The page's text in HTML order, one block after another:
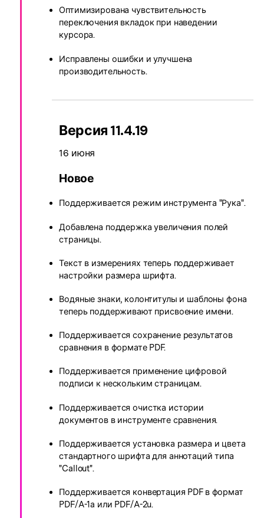
Оптимизирована чувствительность
переключения вкладок при наведении
курсора.
Исправлены ошибки и улучшена
производительность.
Версия 11.4.19
16 июня
Новое
Поддерживается режим инструмента "Рука".
Добавлена поддержка увеличения полей
страницы.
Текст в измерениях теперь поддерживает
настройки размера шрифта.
Водяные знаки, колонтитулы и шаблоны фона
теперь поддерживают присвоение имени.
Поддерживается сохранение результатов
сравнения в формате PDF.
Поддерживается применение цифровой
подписи к нескольким страницам.
Поддерживается очистка истории
документов в инструменте сравнения.
Поддерживается установка размера и цвета
стандартного шрифта для аннотаций типа
"Callout".
Поддерживается конвертация PDF в формат
PDF/A-1a или PDF/A-2u.